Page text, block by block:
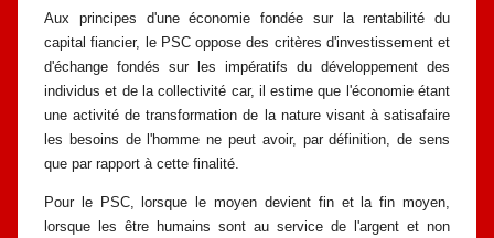
Aux principes d'une économie fondée sur la rentabilité du
capitalfiancier, le PSC oppose des critères d'investissement et
d'échange fondés sur
les impératifs du développement des
individus et de la collectivité car, il estimeque l'économie étant
une activité de transformation de la nature visant à satisafaire
les besoins de l'homme ne peut avoir, par définition, de sens
que par rapport à cette finalité.
Pour le PSC, lorsque le moyen devient fin et la fin moyen,
lorsque les être humains sont au service de l'argent et non